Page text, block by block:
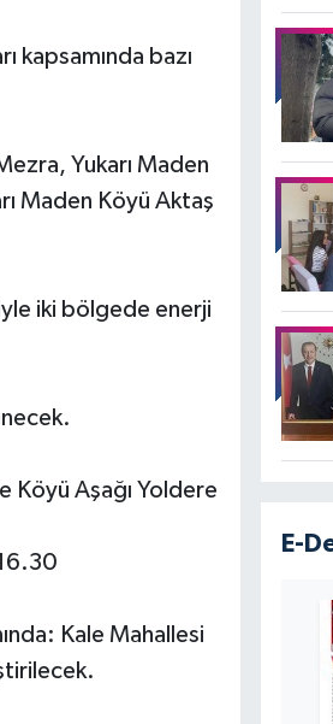
kapsamında bazı
Yukarı Maden
Maden Köyü Aktaş
iki bölgede enerji
Köyü Aşağı Yoldere
Kale Mahallesi
E-